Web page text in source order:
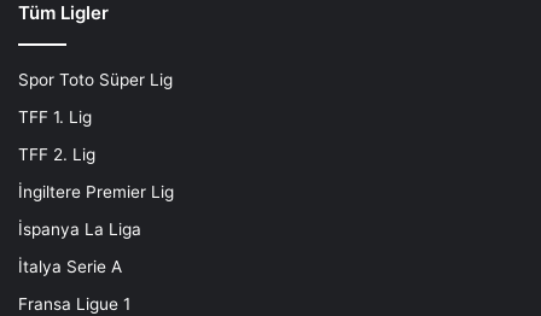
Tüm Ligler
Spor Toto Süper Lig
TFF 1. Lig
TFF 2. Lig
İngiltere Premier Lig
İspanya La Liga
İtalya Serie A
Fransa Ligue 1